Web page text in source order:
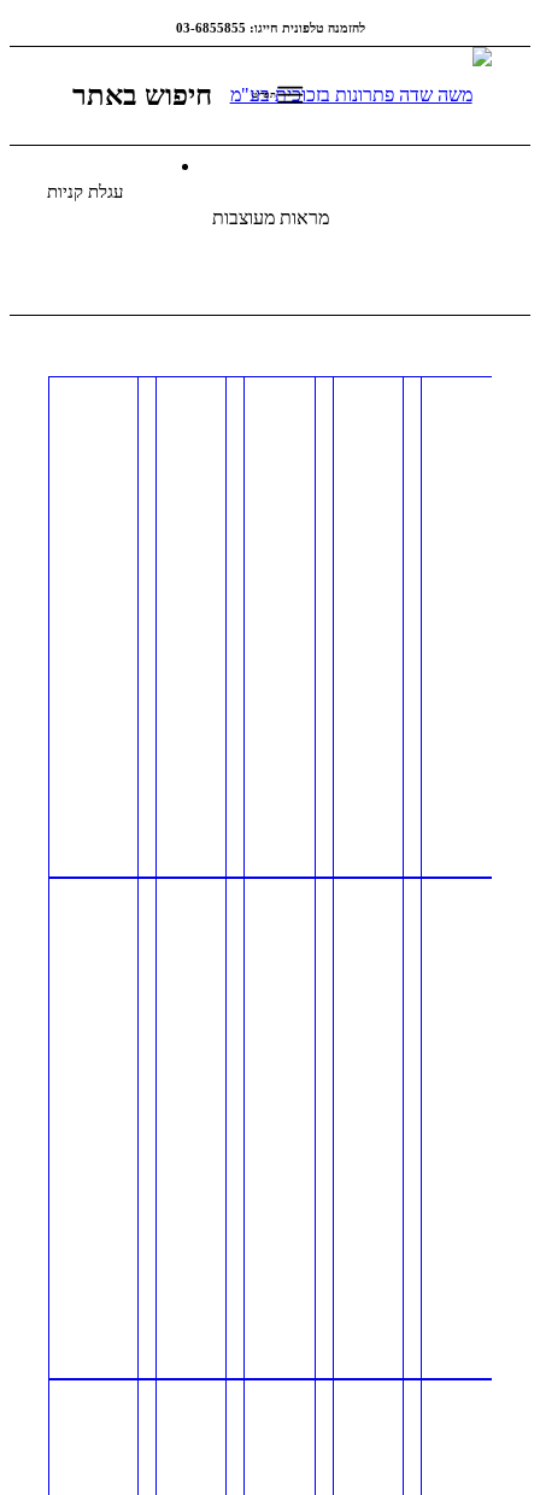
להזמנה טלפונית חייגו: 03-6855855
חיפוש באתר תפריט
עגלת קניות
מראות מעוצבות